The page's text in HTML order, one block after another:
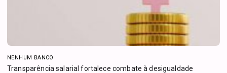
NENHUM BANCO
Transparência salarial fortalece combate à desigualdade